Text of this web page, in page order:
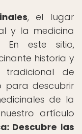
, el lugar
y la medicina
En este sitio,
historia y
de
para descubrir
de la
artículo
Descubre las